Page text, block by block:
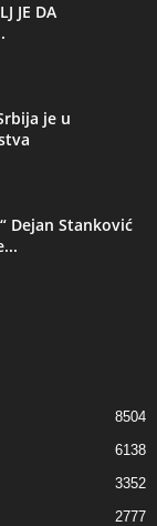
JE DA
je u
Dejan Stanković
8504
6138
3352
2777